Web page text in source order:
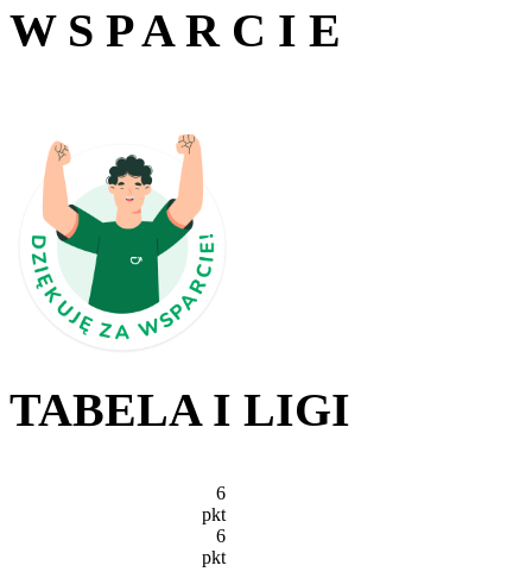
W S P A R C I E
TABELA I LIGI
6
pkt
6
pkt